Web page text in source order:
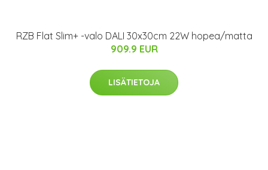
RZB Flat Slim+ -valo DALI 30x30cm 22W hopea/matta
909.9 EUR
LISÄTIETOJA